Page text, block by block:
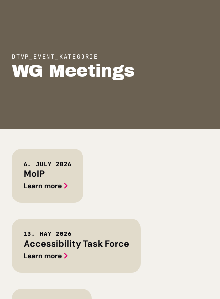
DTVP_EVENT_KATEGORIE
WG Meetings
6. JULY 2026
MoIP
Learn more
13. MAY 2026
Accessibility Task Force
Learn more